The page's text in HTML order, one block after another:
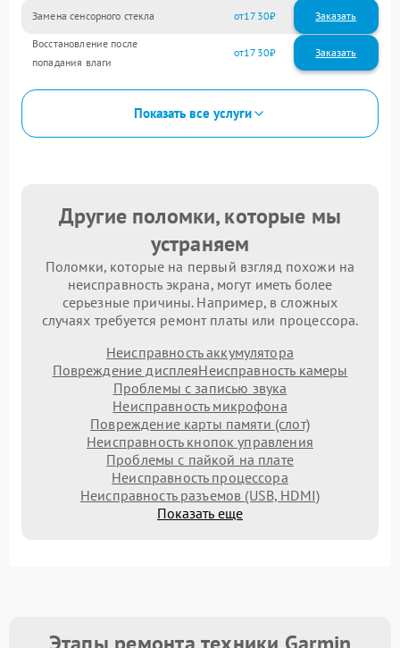
Замена сенсорного стекла 1730
Восстановление после
попадания влаги
1730
Показать все услуги
Другие поломки, которые мы
устраняем
Поломки, которые на первый взгляд похожи на
неисправность экрана, могут иметь более
серьезные причины. Например, в сложных
случаях требуется ремонт платы или процессора.
Неисправность аккумулятора
Повреждение дисплеяНеисправность камеры
Проблемы с записью звука
Неисправность микрофона
Повреждение карты памяти (слот)
Неисправность кнопок управления
Проблемы с пайкой на плате
Неисправность процессора
Неисправность разъемов (USB, HDMI)
Показать еще